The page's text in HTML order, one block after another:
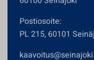
Postiosoite:
PL 215, 60101